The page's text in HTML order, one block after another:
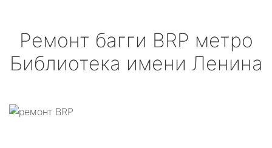
Ремонт багги BRP метро
Библиотека имени Ленина